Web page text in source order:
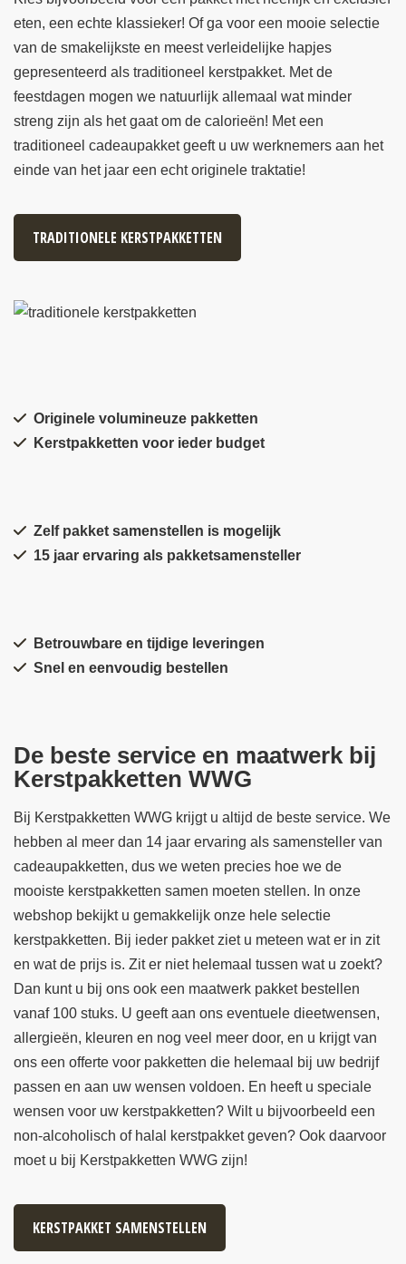
eten, een echte klassieker! Of ga voor een mooie selectie
van de smakelijkste en meest verleidelijke hapjes
gepresenteerd als traditioneel kerstpakket. Met de
feestdagen mogen we natuurlijk allemaal wat minder
streng zijn als het gaat om de calorieën! Met een
traditioneel cadeaupakket geeft u uw werknemers aan het
einde van het jaar een echt originele traktatie!
TRADITIONELE KERSTPAKKETTEN
Originele volumineuze pakketten
Kerstpakketten voor ieder budget
Zelf pakket samenstellen is mogelijk
15 jaar ervaring als pakketsamensteller
Betrouwbare en tijdige leveringen
Snel en eenvoudig bestellen
De beste service en maatwerk bij
Kerstpakketten WWG
Bij Kerstpakketten WWG krijgt u altijd de beste service. We
hebben al meer dan 14 jaar ervaring als samensteller van
cadeaupakketten, dus we weten precies hoe we de
mooiste kerstpakketten samen moeten stellen. In onze
webshop bekijkt u gemakkelijk onze hele selectie
kerstpakketten. Bij ieder pakket ziet u meteen wat er in zit
en wat de prijs is. Zit er niet helemaal tussen wat u zoekt?
Dan kunt u bij ons ook een maatwerk pakket bestellen
vanaf 100 stuks. U geeft aan ons eventuele dieetwensen,
allergieën, kleuren en nog veel meer door, en u krijgt van
ons een offerte voor pakketten die helemaal bij uw bedrijf
passen en aan uw wensen voldoen. En heeft u speciale
wensen voor uw kerstpakketten? Wilt u bijvoorbeeld een
non-alcoholisch of halal kerstpakket geven? Ook daarvoor
moet u bij Kerstpakketten WWG zijn!
KERSTPAKKET SAMENSTELLEN